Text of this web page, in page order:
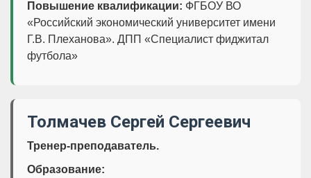
Повышение квалификации: ФГБОУ ВО
«Российский экономический университет имени
Г.В. Плеханова». ДПП «Специалист фиджитал
футбола»
Толмачев Сергей Сергеевич
Тренер-преподаватель.
Образование: